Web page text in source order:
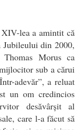
lea a amintit că
din 2000,
Morus ca
sub a cărui
adevăr”, a reluat
un om credincios
desăvârșit al
care l-a făcut să